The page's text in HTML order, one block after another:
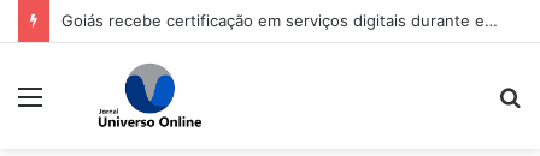
Goiás recebe certificação em serviços digitais durante evento de tecnologia pública
Menu